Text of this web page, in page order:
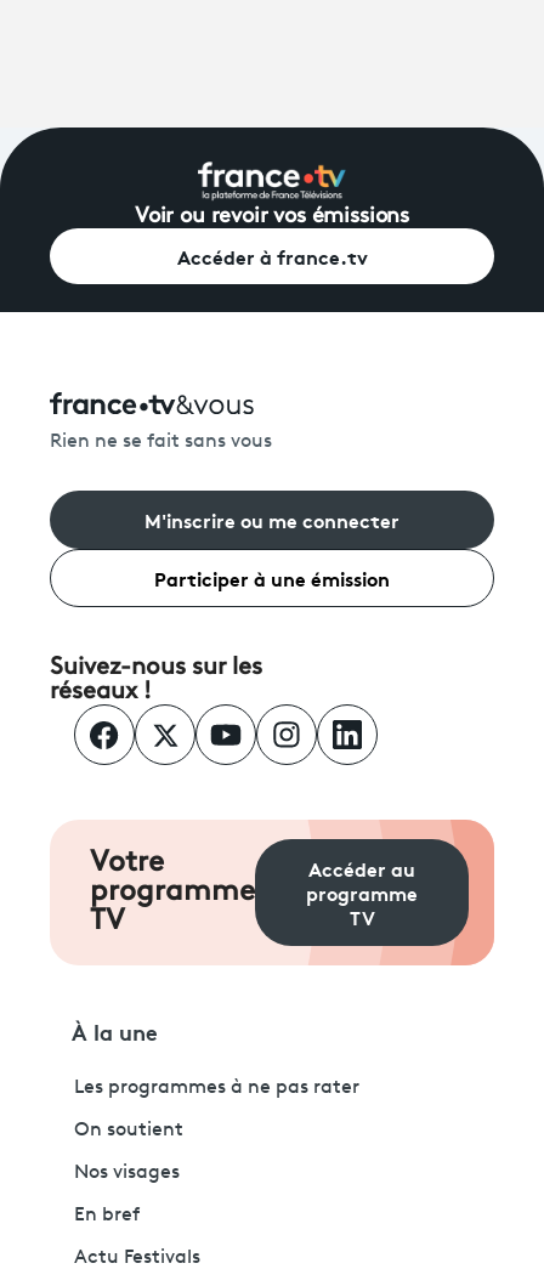
Voir ou revoir vos émissions
Accéder à france.tv
Rien ne se fait sans vous
M'inscrire ou me connecter
Participer à une émission
Suivez-nous sur les
réseaux !
Votre
programme
TV
Accéder au
programme
TV
À la une
Les programmes à ne pas rater
On soutient
Nos visages
En bref
Actu Festivals